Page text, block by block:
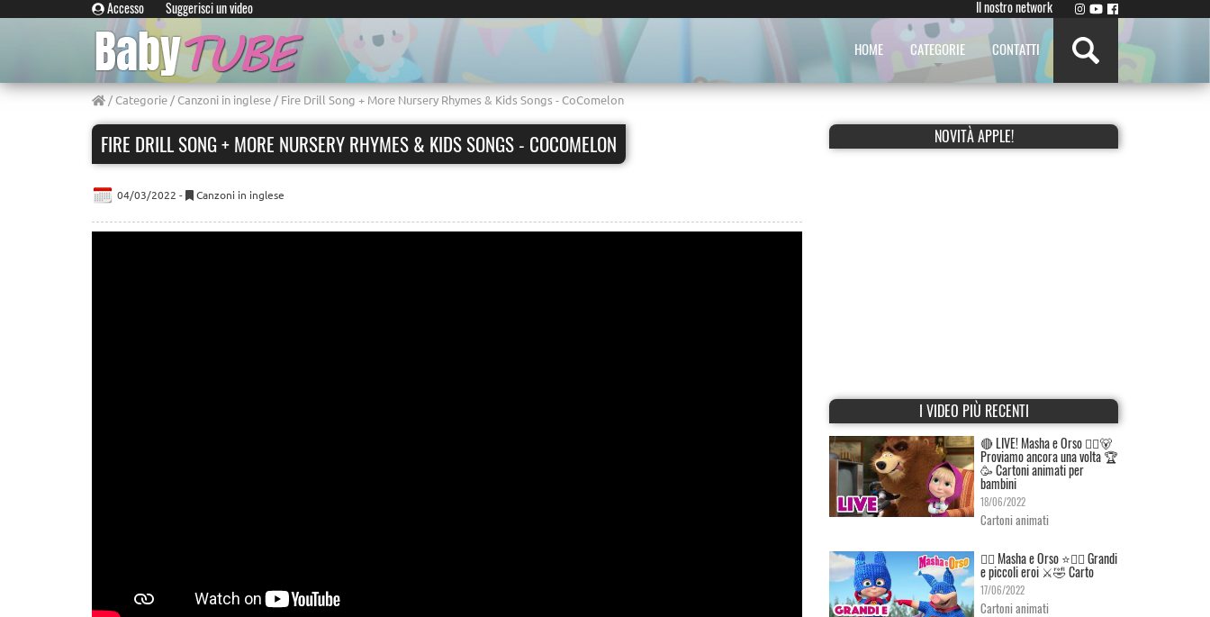
Accesso Suggerisci un video Il nostro network
HOME CATEGORIE CONTATTI
/Categorie/Canzoni in inglese/ Fire Drill Song + More Nursery Rhymes & Kids Songs - CoComelon
FIRE DRILL SONG + MORE NURSERY RHYMES & KIDS SONGS - COCOMELON
04/03/2022 - Canzoni in inglese
NOVITÀ APPLE!
I VIDEO PIÙ RECENTI
🔴 LIVE! Masha e Orso 👱‍♀️🐻
Proviamo ancora una volta 🏆
🥳 Cartoni animati per
bambini
18/06/2022
Cartoni animati
👱‍♀️ Masha e Orso ⭐🦸‍♀️ Grandi
e piccoli eroi ⚔️🤣 Carto
17/06/2022
Cartoni animati